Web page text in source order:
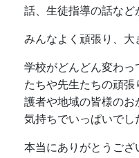
話、生徒指導の話など
みんなよく頑張り、大
学校がどんどん変わっ
たちや先生たちの頑
護者や地域の皆様の
気持ちでいっぱいでし
本当にありがとうご